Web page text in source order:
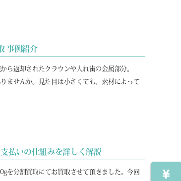
事例紹介
ら返却されたクラウンや入れ歯の金属部分。
ませんか。見た目は小さくても、素材によって
払いの仕組みを詳しく解説
を分割買取にてお買取させて頂きました。今回